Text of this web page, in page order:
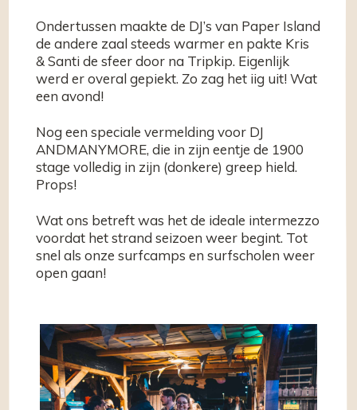
Ondertussen maakte de DJ’s van Paper Island
de andere zaal steeds warmer en pakte Kris
& Santi de sfeer door na Tripkip. Eigenlijk
werd er overal gepiekt. Zo zag het iig uit! Wat
een avond!
Nog een speciale vermelding voor DJ
ANDMANYMORE, die in zijn eentje de 1900
stage volledig in zijn (donkere) greep hield.
Props!
Wat ons betreft was het de ideale intermezzo
voordat het strand seizoen weer begint. Tot
snel als onze surfcamps en surfscholen weer
open gaan!